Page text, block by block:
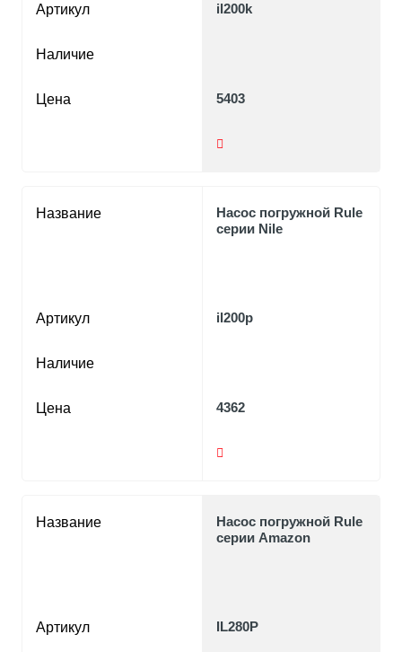
Артикул
Наличие
Цена
il200k
5403
Название
Артикул
Наличие
Цена
Насос погружной Rule
серии Nile
il200p
4362
Название
Артикул
Насос погружной Rule
серии Amazon
IL280P